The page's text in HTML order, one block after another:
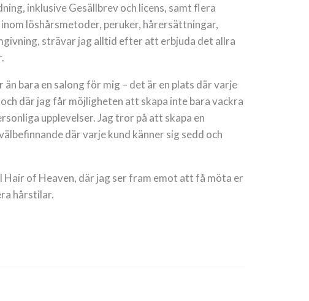
inklusive Gesällbrev och licens, samt flera
löshårsmetoder, peruker, hårersättningar,
strävar jag alltid efter att erbjuda det allra
än bara en salong för mig – det är en plats där varje
där jag får möjligheten att skapa inte bara vackra
upplevelser. Jag tror på att skapa en
där varje kund känner sig sedd och
Hair of Heaven, där jag ser fram emot att få möta er
hårstilar.